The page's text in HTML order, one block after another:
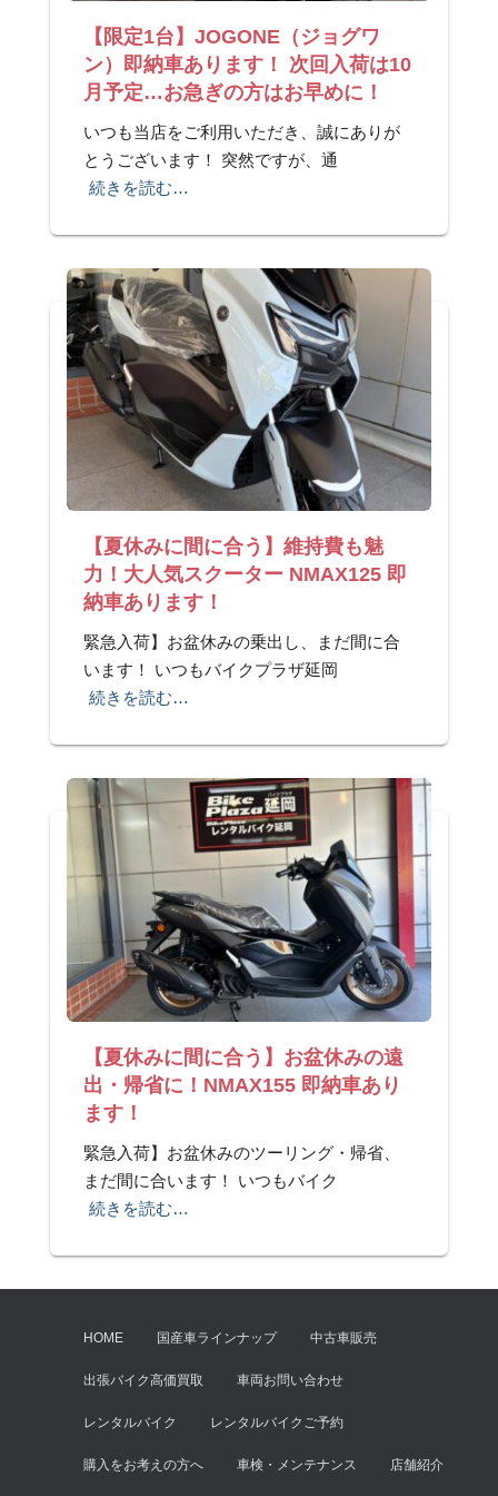
【限定1台】JOGONE（ジョグワ
ン）即納車あります！ 次回入荷は10
月予定…お急ぎの方はお早めに！
いつも当店をご利用いただき、誠にありが
とうございます！ 突然ですが、通
続きを読む…
【夏休みに間に合う】維持費も魅
力！大人気スクーター NMAX125 即
納車あります！
緊急入荷】お盆休みの乗出し、まだ間に合
います！ いつもバイクプラザ延岡
続きを読む…
【夏休みに間に合う】お盆休みの遠
出・帰省に！NMAX155 即納車あり
ます！
緊急入荷】お盆休みのツーリング・帰省、
まだ間に合います！ いつもバイク
続きを読む…
HOME 国産車ラインナップ 中古車販売
出張バイク高価買取 車両お問い合わせ
レンタルバイク レンタルバイクご予約
購入をお考えの方へ 車検・メンテナンス 店舗紹介